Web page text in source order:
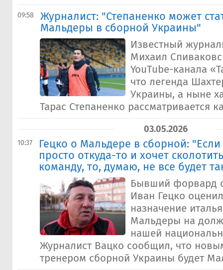
09:58
Журналист: "Степаненко может
Мальдеры в сборной Украины"
Известный
Михаил
YouTube-канала
что легенда
Украины, а ныне
Тарас Степаненко рассматривается
03.05.2026
10:37
Гецко о Мальдере в сборной:
просто откуда-то и хочет
команду, то, думаю, не все будет
Бывший форвард
Иван Гецко
назначение
Мальдеры на
нашей
Журналист Вацко сообщил, что
тренером сборной Украины будет